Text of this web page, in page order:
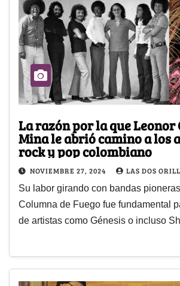
La razón por la que Leonor
Mina le abrió camino a los
rock y pop colombiano
NOVIEMBRE 27, 2024 LAS DOS
Su labor girando con bandas
Columna de Fuego fue fundamental
de artistas como Génesis o incluso